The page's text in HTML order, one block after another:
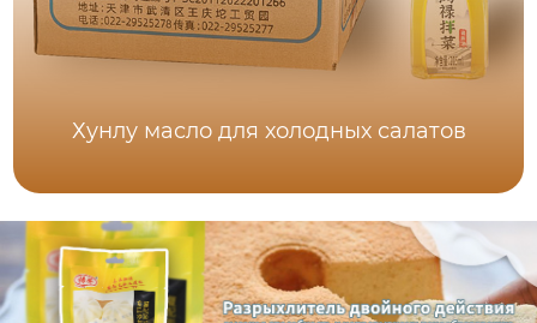
Хунлу масло для холодных салатов